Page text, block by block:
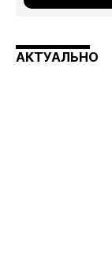
АКТУАЛЬНО